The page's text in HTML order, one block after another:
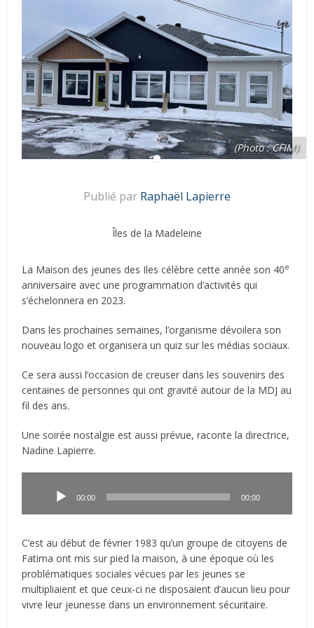
(Photo : CFIM)
Publié par Raphaël Lapierre
Îles de la Madeleine
La Maison des jeunes des Iles célèbre cette année son 40e
anniversaire avec une programmation d’activités qui
s’échelonnera en 2023.
Dans les prochaines semaines, l’organisme dévoilera son
nouveau logo et organisera un quiz sur les médias sociaux.
Ce sera aussi l’occasion de creuser dans les souvenirs des
centaines de personnes qui ont gravité autour de la MDJ au
fil des ans.
Une soirée nostalgie est aussi prévue, raconte la directrice,
Nadine Lapierre.
00:00 00:00
C’est au début de février 1983 qu’un groupe de citoyens de
Fatima ont mis sur pied la maison, à une époque où les
problématiques sociales vécues par les jeunes se
multipliaient et que ceux-ci ne disposaient d’aucun lieu pour
vivre leur jeunesse dans un environnement sécuritaire.